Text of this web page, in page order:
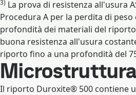
3) La prova di resistenza all'usura
Procedura A per la perdita di peso
profondità dei materiali del
buona resistenza all'usura
riporto fino a una profondità del
Microstruttura
Il riporto Duroxite® 500 contiene